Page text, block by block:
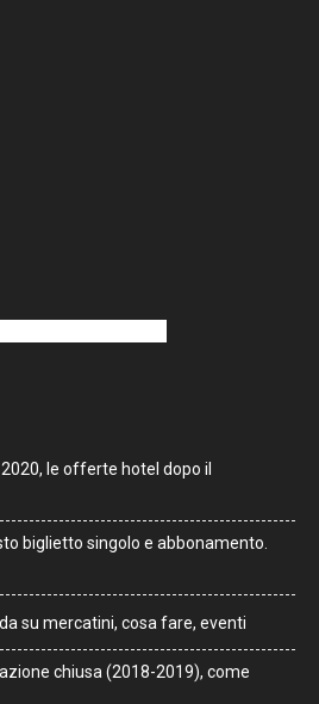
le offerte hotel dopo il
biglietto singolo e abbonamento.
su mercatini, cosa fare, eventi
chiusa (2018-2019), come